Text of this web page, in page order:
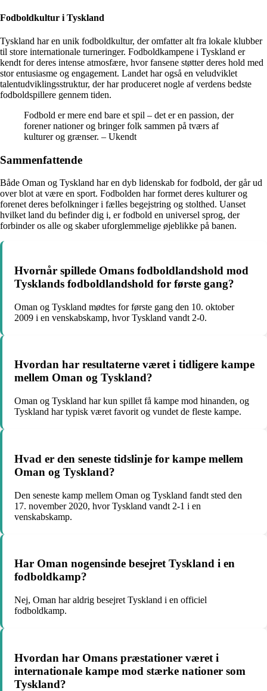
Fodboldkultur i Tyskland
Tyskland har en unik fodboldkultur, der omfatter alt fra lokale klubber
til store internationale turneringer. Fodboldkampene i Tyskland er
kendt for deres intense atmosfære, hvor fansene støtter deres hold med
stor entusiasme og engagement. Landet har også en veludviklet
talentudviklingsstruktur, der har produceret nogle af verdens bedste
fodboldspillere gennem tiden.
Fodbold er mere end bare et spil – det er en passion, der
forener nationer og bringer folk sammen på tværs af
kulturer og grænser. – Ukendt
Sammenfattende
Både Oman og Tyskland har en dyb lidenskab for fodbold, der går ud
over blot at være en sport. Fodbolden har formet deres kulturer og
forenet deres befolkninger i fælles begejstring og stolthed. Uanset
hvilket land du befinder dig i, er fodbold en universel sprog, der
forbinder os alle og skaber uforglemmelige øjeblikke på banen.
Hvornår spillede Omans fodboldlandshold mod
Tysklands fodboldlandshold for første gang?
Oman og Tyskland mødtes for første gang den 10. oktober
2009 i en venskabskamp, hvor Tyskland vandt 2-0.
Hvordan har resultaterne været i tidligere kampe
mellem Oman og Tyskland?
Oman og Tyskland har kun spillet få kampe mod hinanden, og
Tyskland har typisk været favorit og vundet de fleste kampe.
Hvad er den seneste tidslinje for kampe mellem
Oman og Tyskland?
Den seneste kamp mellem Oman og Tyskland fandt sted den
17. november 2020, hvor Tyskland vandt 2-1 i en
venskabskamp.
Har Oman nogensinde besejret Tyskland i en
fodboldkamp?
Nej, Oman har aldrig besejret Tyskland i en officiel
fodboldkamp.
Hvordan har Omans præstationer været i
internationale kampe mod stærke nationer som
Tyskland?